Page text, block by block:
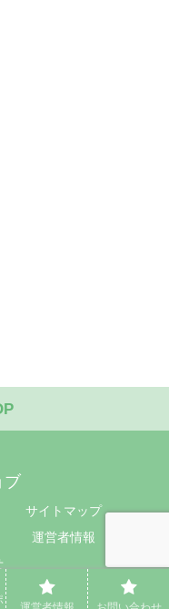
ブ
サイトマップ
運営者情報
ブ.